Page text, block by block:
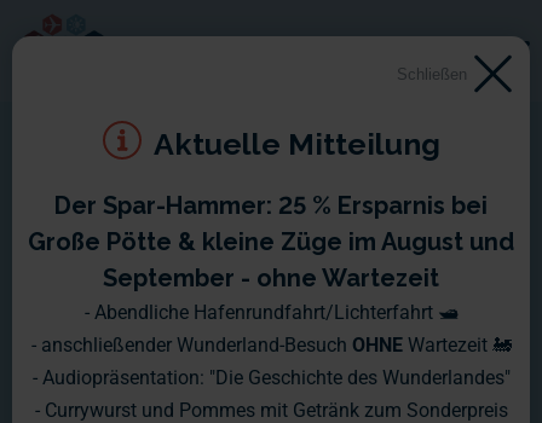
Schließen
Aktuelle Mitteilung
Der Spar-Hammer: 25 % Ersparnis bei
Große Pötte & kleine Züge im August und
September - ohne Wartezeit
- Abendliche Hafenrundfahrt/Lichterfahrt 🛥️
- anschließender Wunderland-Besuch OHNE Wartezeit 🚂
- Audiopräsentation: "Die Geschichte des Wunderlandes"
- Currywurst und Pommes mit Getränk zum Sonderpreis